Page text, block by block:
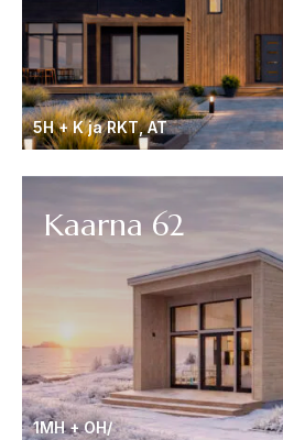
5H + K ja RKT, AT
1MH + OH/
Kaarna 62